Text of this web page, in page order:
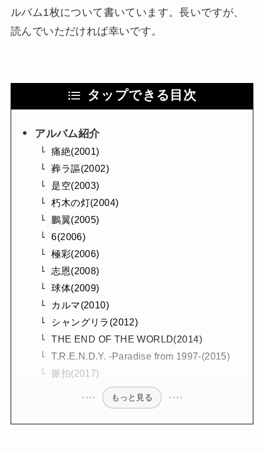
ルバム1枚について書いています。長いですが、
読んでいただければ幸いです。
タップできる目次
アルバム紹介
痛絶(2001)
葬ラ謳(2002)
是空(2003)
朽木の灯(2004)
鵬翼(2005)
6(2006)
極彩(2006)
志恩(2008)
球体(2009)
カルマ(2010)
シャングリラ(2012)
THE END OF THE WORLD(2014)
T.R.E.N.D.Y. -Paradise from 1997-(2015)
脈拍(2017)
もっと見る